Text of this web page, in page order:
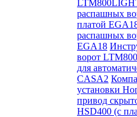
распашных
платой
распашных
EGA18
ворот
для
CASA2
установки
привод
HSD400 (с